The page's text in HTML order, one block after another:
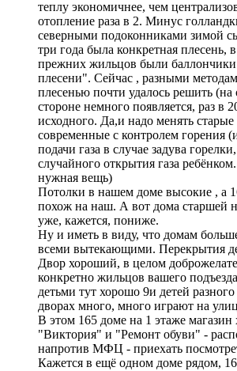
теплу экономичнее, чем
отопление раза в 2. Минус
северными подоконниками зимой
три года была конкретная плесень,
прежних жильцов были
плесени". Сейчас , разными
плесенью почти удалось решить (на
стороне немного появляется, раз в
исходного. Да,и надо менять старые
современные с контролем горения
подачи газа в случае задува
случайного открытия газа
нужная вещь)
Потолки в нашем доме высокие , а
похож на наш. А вот дома старшей
уже, кажется, пониже.
Ну и иметь в виду, что домам
всеми вытекающими. Перекрытия
Двор хороший, в целом
конкретно жильцов вашего
детьми тут хорошо 9и детей разного
дворах много, много играют на
В этом 165 доме на 1 этаже магазин
"Виктория" и "Ремонт обуви" -
напротив МФЦ - приехать
Кажется в ещё одном доме рядом,